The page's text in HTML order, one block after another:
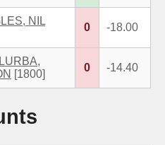
NIL
0 -18.00
[1800]
0 -14.40